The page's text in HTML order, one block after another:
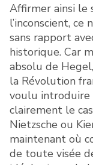
Affirmer ainsi le
l’inconscient, ce
sans rapport
historique. Car
absolu de
la Révolution
voulu introduire
clairement le
Nietzsche ou
maintenant où
de toute visée